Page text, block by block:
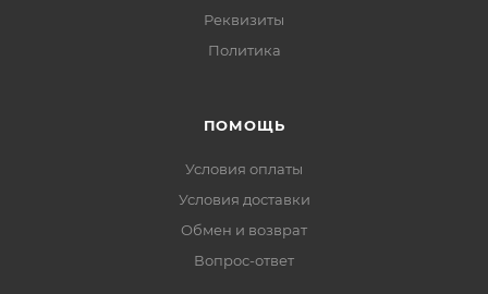
Реквизиты
Политика
ПОМОЩЬ
Условия оплаты
Условия доставки
Обмен и возврат
Вопрос-ответ